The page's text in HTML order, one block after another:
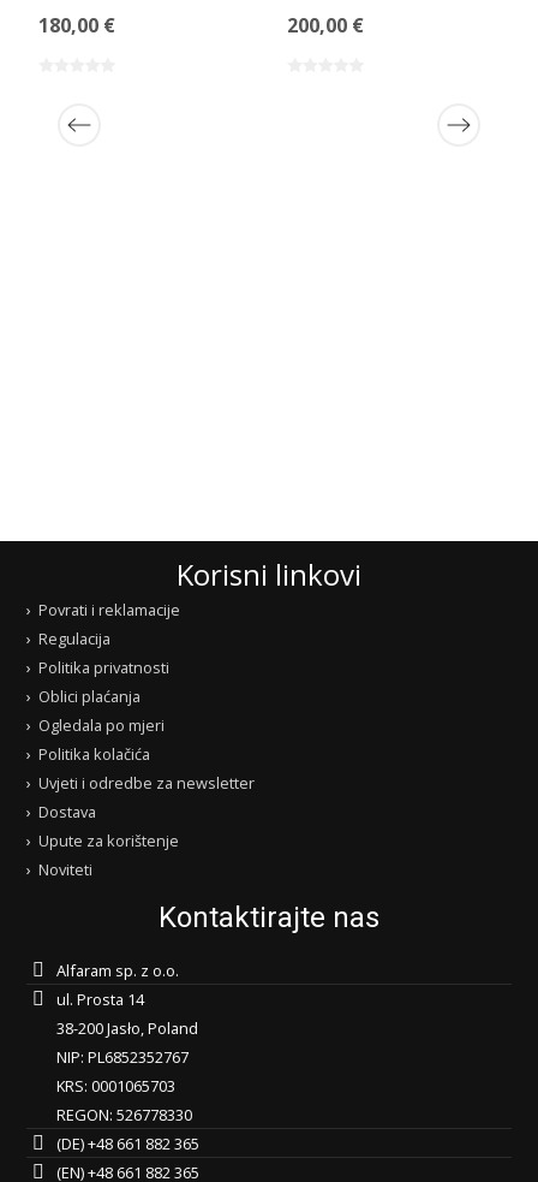
180,00 €
200,00 €
Korisni linkovi
Povrati i reklamacije
Regulacija
Politika privatnosti
Oblici plaćanja
Ogledala po mjeri
Politika kolačića
Uvjeti i odredbe za newsletter
Dostava
Upute za korištenje
Noviteti
Kontaktirajte nas
Alfaram sp. z o.o.
ul. Prosta 14
38-200 Jasło, Poland
NIP: PL6852352767
KRS: 0001065703
REGON: 526778330
(DE) +48 661 882 365
(EN) +48 661 882 365